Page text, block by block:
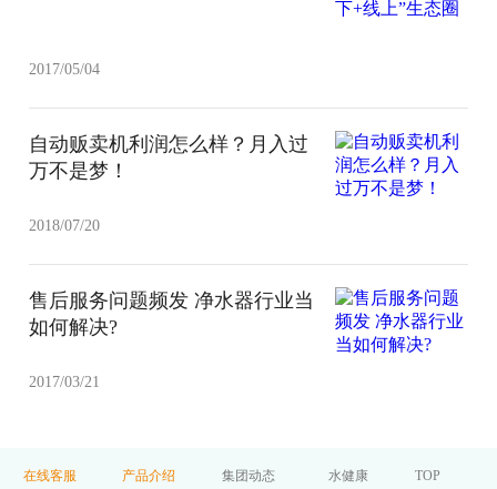
2017/05/04
自动贩卖机利润怎么样？月入过
万不是梦！
2018/07/20
售后服务问题频发 净水器行业当
如何解决?
2017/03/21
在线客服 产品介绍 集团动态 水健康 TOP